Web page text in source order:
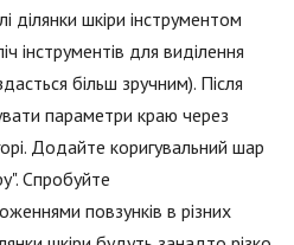
ділянки шкіри інструментом
інструментів для виділення
більш зручним). Після
параметри краю через
Додайте коригувальний шар
Спробуйте
повзунків в різних